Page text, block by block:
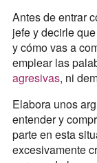
Antes de entrar
jefe y decirle
y cómo vas a
emplear las
agresivas, ni
Elabora unos
entender y
parte en esta
excesivamente